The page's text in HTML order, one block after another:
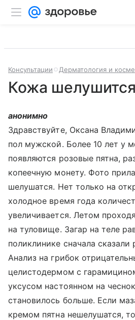
Консультации Дерматология и
Кожа шелушится
анонимно
Здравствуйте, Оксана
пол мужской. Более 10 лет у
появляются розовые пятна,
копеечную монету. Фото
шелушатся. Нет только на
холодное время года
увеличивается. Летом
на туловище. Загар на теле
поликлинике сначала
Анализ на грибок
целистодермом с
уксусом настоянном на
становилось больше. Если
кремом пятна нешелушатся,